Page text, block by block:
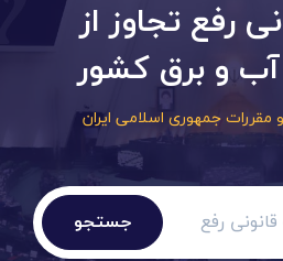
رفع تجاوز از
و برق کشور
مقررات جمهوری اسلامی ایران
جستجو